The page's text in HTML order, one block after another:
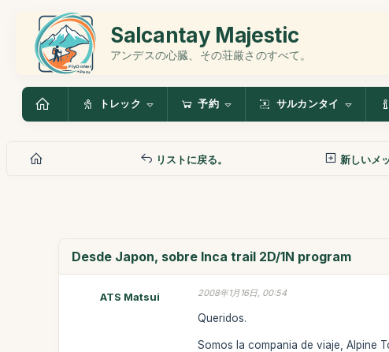
Salcantay Majestic
アンデスの心臓、その荘厳さのすべて。
トレック 予約 サルカンタイ
リストに戻る。 新しいメ
Desde Japon, sobre Inca trail 2D/1N program
ATS Matsui 2008年1月16日, 00:54
Queridos.
Somos la compania de viaje, Alpine